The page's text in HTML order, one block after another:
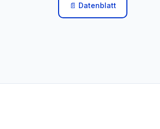
📄 Datenblatt